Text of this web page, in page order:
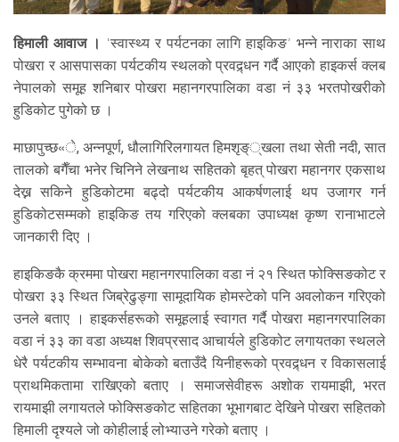
हिमाली आवाज । ʿस्वास्थ्य र पर्यटनका लागि हाइकिङʾ भन्ने नाराका साथ
पोखरा र आसपासका पर्यटकीय स्थलको प्रवद्र्धन गर्दै आएको हाइकर्स क्लब
नेपालको समूह शनिबार पोखरा महानगरपालिका वडा नं ३३ भरतपोखरीको
हुडिकोट पुगेको छ ।
माछापुच्छ«े, अन्नपूर्ण, धौलागिरिलगायत हिमशृङ््खला तथा सेती नदी, सात
तालको बगैँचा भनेर चिनिने लेखनाथ सहितको बृहत् पोखरा महानगर एकसाथ
देख्न सकिने हुडिकोटमा बढ्दो पर्यटकीय आकर्षणलाई थप उजागर गर्न
हुडिकोटसम्मको हाइकिङ तय गरिएको क्लबका उपाध्यक्ष कृष्ण रानाभाटले
जानकारी दिए ।
हाइकिङकै क्रममा पोखरा महानगरपालिका वडा नं २१ स्थित फोक्सिङकोट र
पोखरा ३३ स्थित जिब्रेढुङ्गा सामूदायिक होमस्टेको पनि अवलोकन गरिएको
उनले बताए । हाइकर्सहरूको समूहलाई स्वागत गर्दै पोखरा महानगरपालिका
वडा नं ३३ का वडा अध्यक्ष शिवप्रसाद आचार्यले हुडिकोट लगायतका स्थलले
धेरै पर्यटकीय सम्भावना बोकेको बताउँदै यिनीहरूको प्रवद्र्धन र विकासलाई
प्राथमिकतामा राखिएको बताए । समाजसेवीहरू अशोक रायमाझी, भरत
रायमाझी लगायतले फोक्सिङकोट सहितका भूभागबाट देखिने पोखरा सहितको
हिमाली दृश्यले जो कोहीलाई लोभ्याउने गरेको बताए ।